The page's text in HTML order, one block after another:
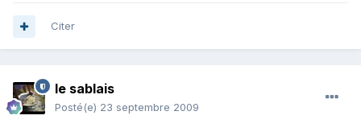
Citer
le sablais
Posté(e) 23 septembre 2009